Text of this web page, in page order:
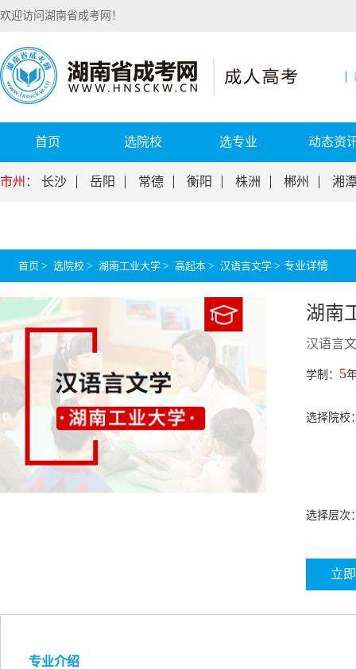
欢迎访问湖南省成考网！
首页 选院校 选专业 动态资
市州： 长沙 岳阳 常德 衡阳 株洲 郴州 湘
首页 > 选院校 > 湖南工业大学 > 高起本 > 汉语言文学 > 专业详情
湖南
汉语言
学制： 5
选择院校
选择层次
立
专业介绍